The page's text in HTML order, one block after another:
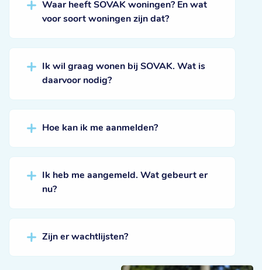
Waar heeft SOVAK woningen? En wat
voor soort woningen zijn dat?
Ik wil graag wonen bij SOVAK. Wat is
daarvoor nodig?
Hoe kan ik me aanmelden?
Ik heb me aangemeld. Wat gebeurt er
nu?
Zijn er wachtlijsten?